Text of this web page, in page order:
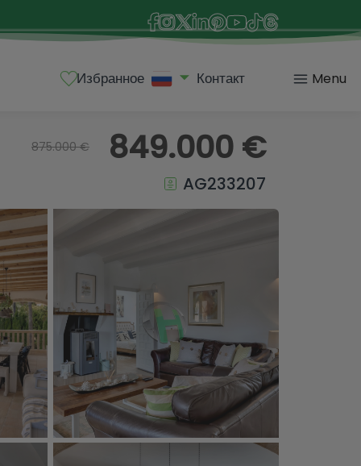
Избранное Контакт Menu
875.000 € 849.000 €
AG233207